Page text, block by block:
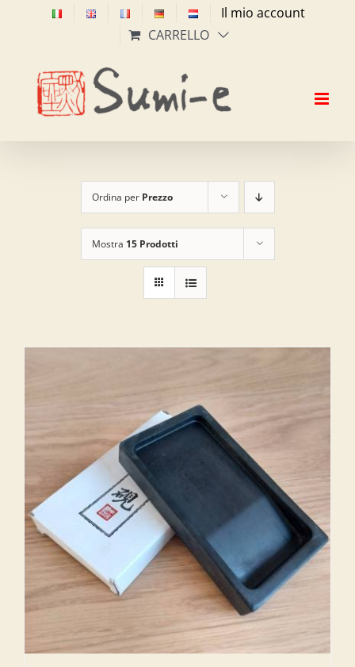
Il mio account
CARRELLO
Ordina per Prezzo
Mostra 15 Prodotti